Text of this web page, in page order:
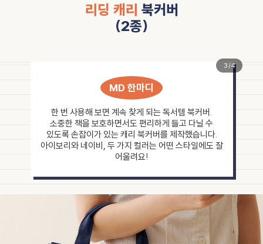
리딩 캐리 북커버
(2종)
3 /4
MD 한마디
한 번 사용해 보면 계속 찾게 되는 독서템 북커버.
소중한 책을 보호하면서도 편리하게 들고 다닐 수
있도록 손잡이가 있는 캐리 북커버를 제작했습니다.
아이보리와 네이비, 두 가지 컬러는 어떤 스타일에도 잘
어울려요!